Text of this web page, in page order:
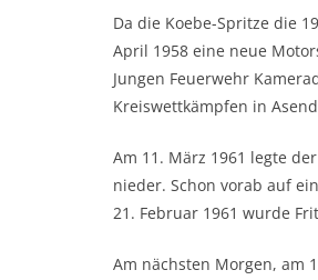
Da die Koebe-Spritze die
April 1958 eine neue
Jungen Feuerwehr
Kreiswettkämpfen in
Am 11. März 1961 legte
nieder. Schon vorab auf
21. Februar 1961 wurde
Am nächsten Morgen, am